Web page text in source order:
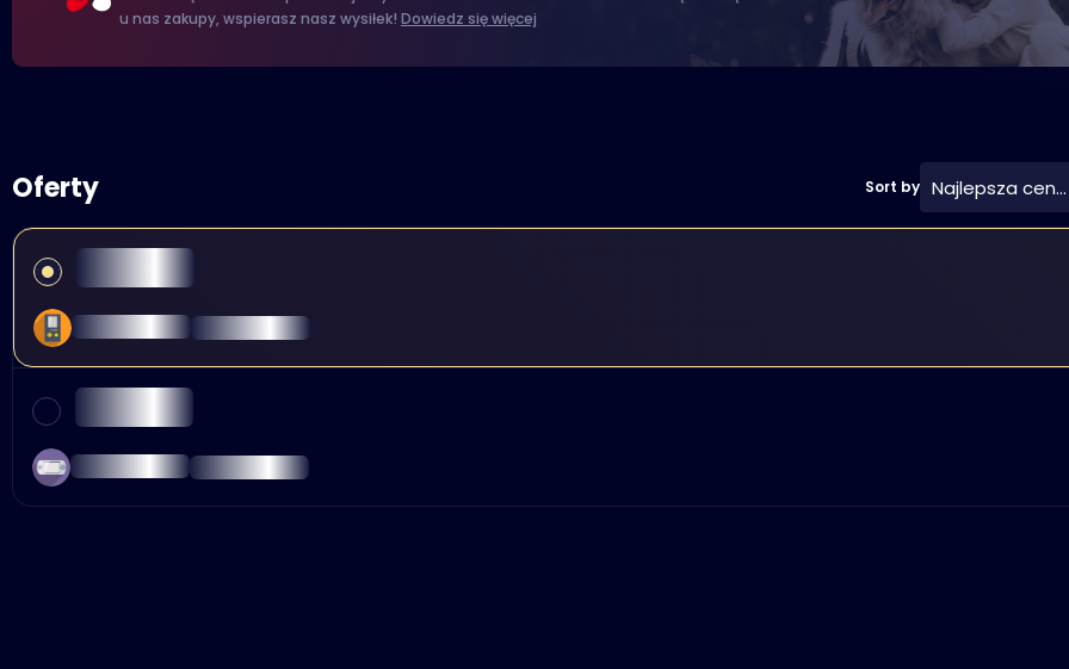
u nas zakupy, wspierasz nasz wysiłek! Dowiedz się więcej
Oferty Sort by Najlepsza cena